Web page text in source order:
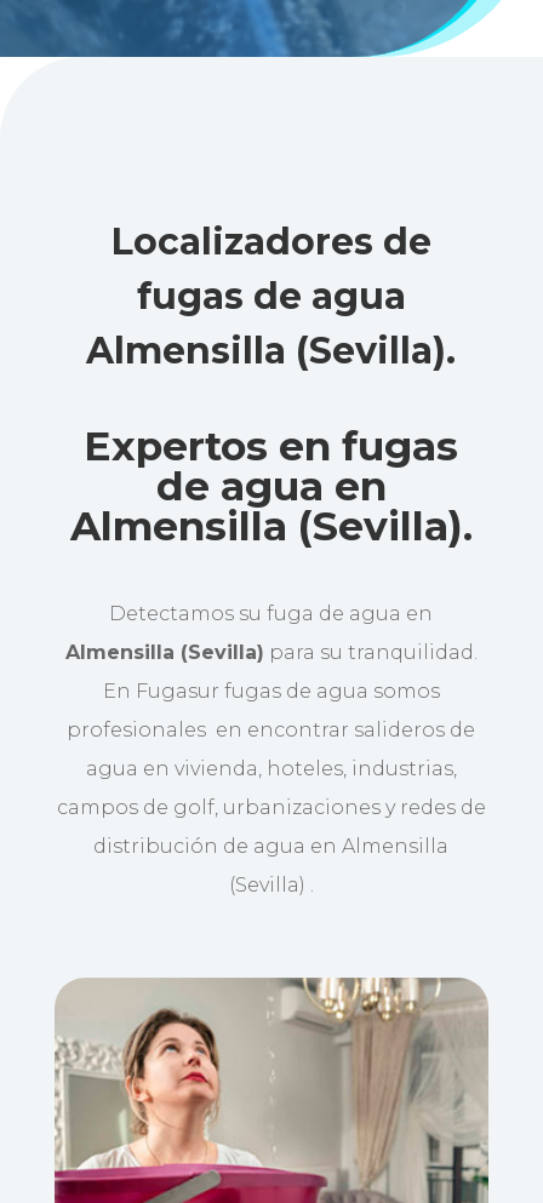
Localizadores de
fugas de agua
Almensilla (Sevilla).
Expertos en fugas
de agua en
Almensilla (Sevilla).
Detectamos su fuga de agua en
Almensilla (Sevilla) para su tranquilidad.
En Fugasur fugas de agua somos
profesionales en encontrar salideros de
agua en vivienda, hoteles, industrias,
campos de golf, urbanizaciones y redes de
distribución de agua en Almensilla
(Sevilla) .